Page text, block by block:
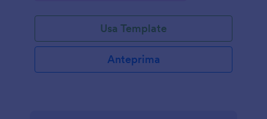
Usa Template
Anteprima